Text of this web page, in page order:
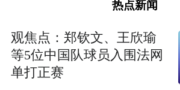
热点新闻
观焦点：郑钦文、王欣瑜
等5位中国队球员入围法网
单打正赛